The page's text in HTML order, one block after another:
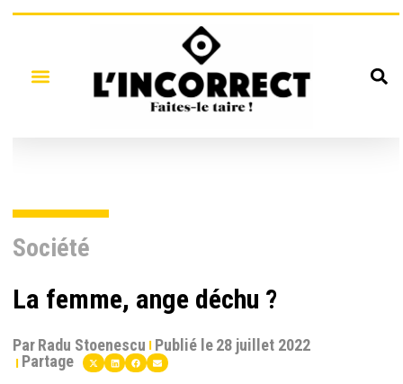
Société
La femme, ange déchu ?
ParRadu Stoenescu Publié le28 juillet 2022
Partage